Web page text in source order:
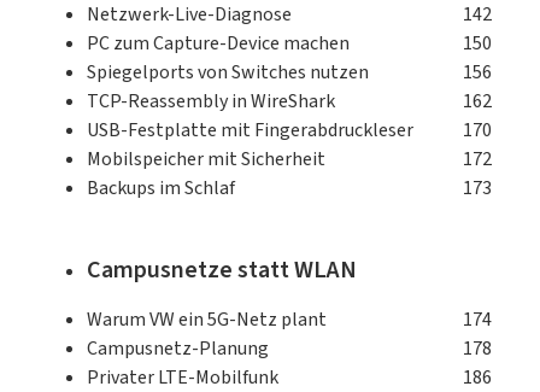
142
Netzwerk-Live-Diagnose
150
PC zum Capture-Device machen
156
Spiegelports von Switches nutzen
162
TCP-Reassembly in WireShark
170
USB-Festplatte mit Fingerabdruckleser
172
Mobilspeicher mit Sicherheit
173
Backups im Schlaf
Campusnetze statt WLAN
174
Warum VW ein 5G-Netz plant
178
Campusnetz-Planung
186
Privater LTE-Mobilfunk